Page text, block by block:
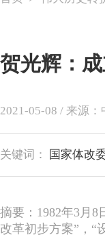
贺光辉：
2021-05-08 / 来源
关键词： 国家体改
摘要：1982年3月
改革初步方案”，“